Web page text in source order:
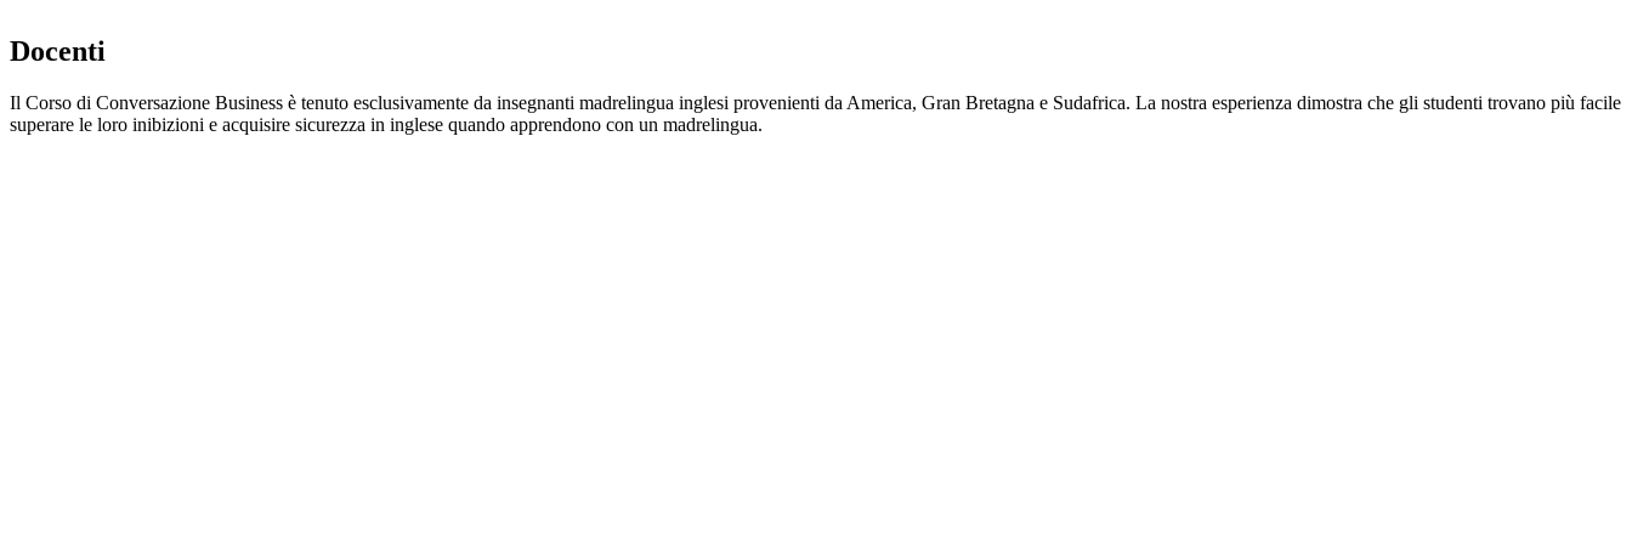
Docenti
Il Corso di Conversazione Business è tenuto esclusivamente da insegnanti madrelingua inglesi provenienti da America, Gran Bretagna e Sudafrica. La nostra esperienza dimostra che gli studenti trovano più facile
superare le loro inibizioni e acquisire sicurezza in inglese quando apprendono con un madrelingua.